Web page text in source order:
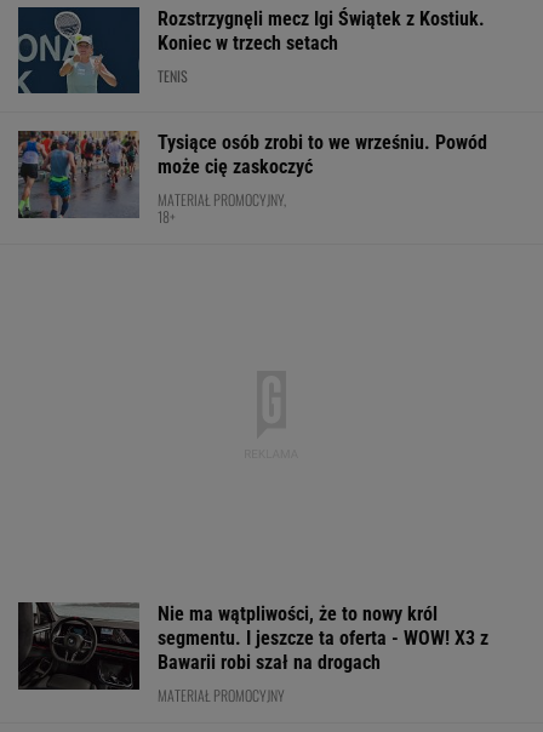
Rozstrzygnęli mecz Igi Świątek z Kostiuk.
Koniec w trzech setach
TENIS
Tysiące osób zrobi to we wrześniu. Powód
może cię zaskoczyć
MATERIAŁ PROMOCYJNY,
18+
Nie ma wątpliwości, że to nowy król
segmentu. I jeszcze ta oferta - WOW! X3 z
Bawarii robi szał na drogach
MATERIAŁ PROMOCYJNY